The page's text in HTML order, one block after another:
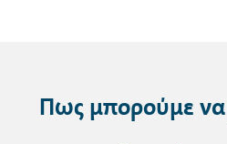
Πως μπορούμε